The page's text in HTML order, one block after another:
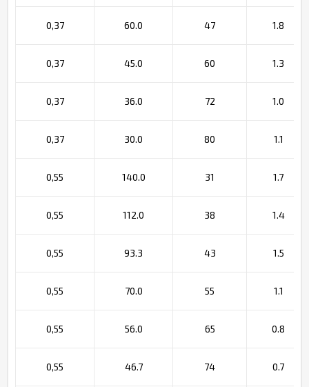
0,37 60.0 47 1.8
0,37 45.0 60 1.3
0,37 36.0 72 1.0
0,37 30.0 80 1.1
0,55 140.0 31 1.7
0,55 112.0 38 1.4
0,55 93.3 43 1.5
0,55 70.0 55 1.1
0,55 56.0 65 0.8
0,55 46.7 74 0.7